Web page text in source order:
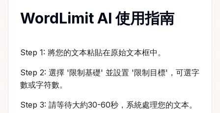
WordLimit AI 使用指南
Step 1: 將您的文本粘貼在原始文本框中。
Step 2: 選擇 '限制基礎' 並設置 '限制目標'，可選字
數或字符數。
Step 3: 請等待大約30-60秒，系統處理您的文本。